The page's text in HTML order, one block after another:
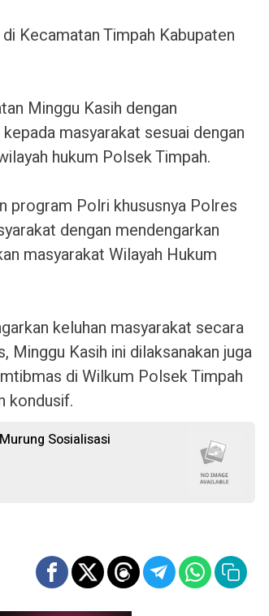
Kecamatan Timpah Kabupaten
Minggu Kasih dengan
masyarakat sesuai dengan
hukum Polsek Timpah.
program Polri khususnya Polres
dengan mendengarkan
masyarakat Wilayah Hukum
keluhan masyarakat secara
Minggu Kasih ini dilaksanakan juga
di Wilkum Polsek Timpah
kondusif.
Sosialisasi